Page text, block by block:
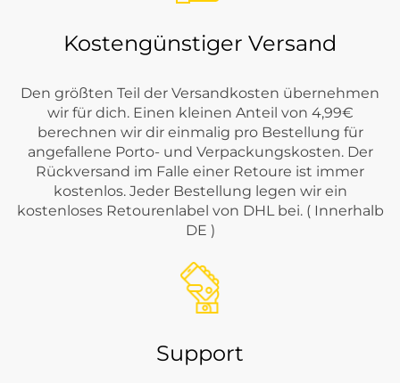
Kostengünstiger Versand
Den größten Teil der Versandkosten übernehmen
wir für dich. Einen kleinen Anteil von 4,99€
berechnen wir dir einmalig pro Bestellung für
angefallene Porto- und Verpackungskosten. Der
Rückversand im Falle einer Retoure ist immer
kostenlos. Jeder Bestellung legen wir ein
kostenloses Retourenlabel von DHL bei. ( Innerhalb
DE )
Support